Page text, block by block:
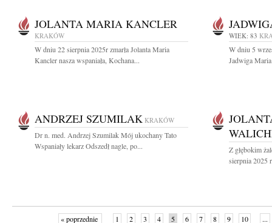
JOLANTA MARIA KANCLER
KRAKÓW
W dniu 22 sierpnia 2025r zmarła Jolanta Maria
Kancler nasza wspaniała, Kochana...
WIEK: 83
W dniu 5
Jadwiga
ANDRZEJ SZUMILAK KRAKÓW
Dr n. med. Andrzej Szumilak Mój ukochany Tato
Wspaniały lekarz Odszedł nagle, po...
Z głębokim
sierpnia 2025
« poprzednie 1 2 3 4 5 6 7 8 9 10 ...